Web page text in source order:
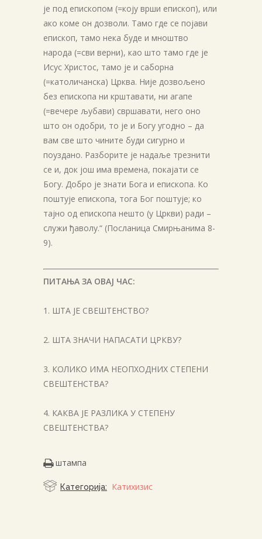
је под епископом (=коју врши епископ), или
ако коме он дозволи. Тамо где се појави
епископ, тамо нека буде и мноштво
народа (=сви верни), као што тамо где је
Исус Христос, тамо је и саборна
(=католичанска) Црква. Није дозвољено
без епископа ни крштавати, ни агапе
(=вечере љубави) свршавати, него оно
што он одобри, то је и Богу угодно – да
вам све што чините буди сигурно и
поуздано. Разборите је надаље трезнити
се и, док још има времена, покајати се
Богу. Добро је знати Бога и епископа. Ко
поштује епископа, тога Бог поштује; ко
тајно од епископа нешто (у Цркви) ради –
служи ђаволу.“ (Посланица Смирњанима 8-
9).
ПИТАЊА ЗА ОВАЈ ЧАС:
1. ШТА ЈЕ СВЕШТЕНСТВО?
2. ШТА ЗНАЧИ НАПАСАТИ ЦРКВУ?
3. КОЛИКО ИМА НЕОПХОДНИХ СТЕПЕНИ
СВЕШТЕНСТВА?
4. КАКВА ЈЕ РАЗЛИКА У СТЕПЕНУ
СВЕШТЕНСТВА?
штампа
Категорија: Катихизис